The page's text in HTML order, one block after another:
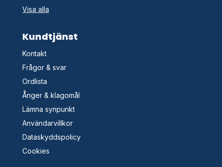
Visa alla
Kundtjänst
Kontakt
Frågor & svar
Ordlista
Ånger & klagomål
Lämna synpunkt
Användarvillkor
Dataskyddspolicy
Cookies